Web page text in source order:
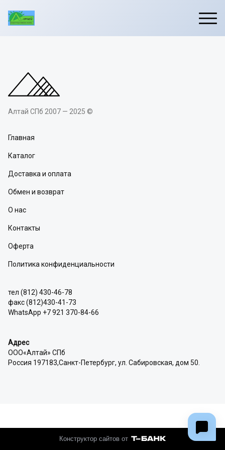
Алтай СПб 2007 — 2025 ©
Главная
Каталог
Доставка и оплата
Обмен и возврат
О нас
Контакты
Оферта
Политика конфиденциальности
тел (812) 430-46-78
факс (812)430-41-73
WhatsApp +7 921 370-84-66
Адрес
ООО«Алтай» СПб
Россия 197183,Санкт-Петербург, ул. Сабировская, дом 50.
Конструктор сайтов от